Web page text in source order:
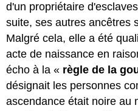
d'un propriétaire
suite, ses autres ancêtres
Malgré cela, elle a été
acte de naissance en
écho à la « règle de la
désignait les personnes
ascendance était noire au